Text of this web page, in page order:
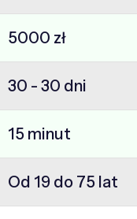
5000 zł
30 - 30 dni
15 minut
Od 19 do 75 lat